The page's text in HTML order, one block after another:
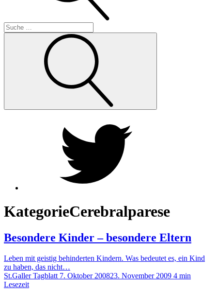
KategorieCerebralparese
Besondere Kinder – besondere Eltern
Leben mit geistig behinderten Kindern. Was bedeutet es, ein Kind
zu haben, das nicht…
St.Galler Tagblatt 7. Oktober 200823. November 2009 4 min
Lesezeit